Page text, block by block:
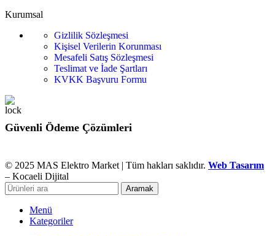
Kurumsal
Gizlilik Sözleşmesi
Kişisel Verilerin Korunması
Mesafeli Satış Sözleşmesi
Teslimat ve İade Şartları
KVKK Başvuru Formu
Güvenli Ödeme Çözümleri
© 2025 MAS Elektro Market | Tüm hakları saklıdır. Web Tasarım
– Kocaeli Dijital
Aramak
Menü
Kategoriler